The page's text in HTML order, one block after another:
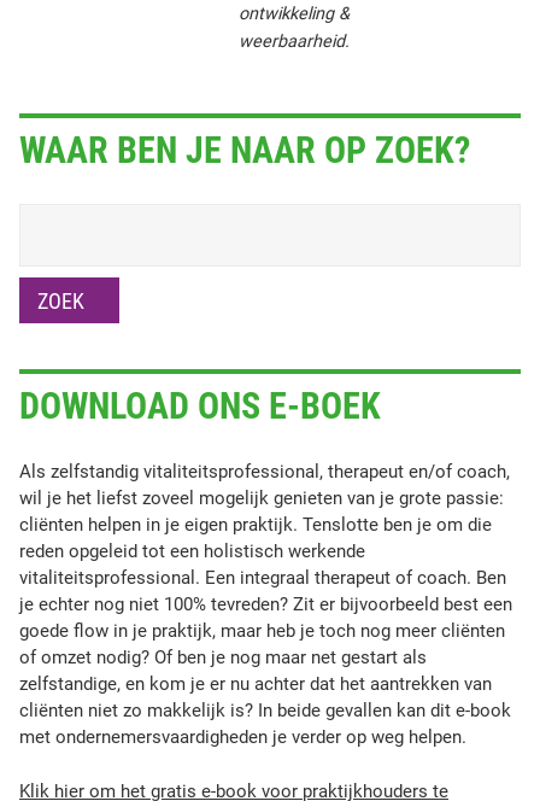
ontwikkeling &
weerbaarheid.
WAAR BEN JE NAAR OP ZOEK?
ZOEK
DOWNLOAD ONS E-BOEK
Als zelfstandig vitaliteitsprofessional, therapeut en/of coach,
wil je het liefst zoveel mogelijk genieten van je grote passie:
cliënten helpen in je eigen praktijk. Tenslotte ben je om die
reden opgeleid tot een holistisch werkende
vitaliteitsprofessional. Een integraal therapeut of coach. Ben
je echter nog niet 100% tevreden? Zit er bijvoorbeeld best een
goede flow in je praktijk, maar heb je toch nog meer cliënten
of omzet nodig? Of ben je nog maar net gestart als
zelfstandige, en kom je er nu achter dat het aantrekken van
cliënten niet zo makkelijk is? In beide gevallen kan dit e-book
met ondernemersvaardigheden je verder op weg helpen.
Klik hier om het gratis e-book voor praktijkhouders te